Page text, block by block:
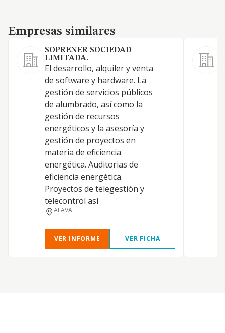
Empresas similares
Empresas similares
SOPRENER SOCIEDAD
LIMITADA.
El desarrollo, alquiler y venta
de software y hardware. La
gestión de servicios públicos
de alumbrado, así como la
gestión de recursos
energéticos y la asesoría y
gestión de proyectos en
materia de eficiencia
energética. Auditorias de
eficiencia energética.
Proyectos de telegestión y
telecontrol así
ALAVA
VER INFORME VER FICHA